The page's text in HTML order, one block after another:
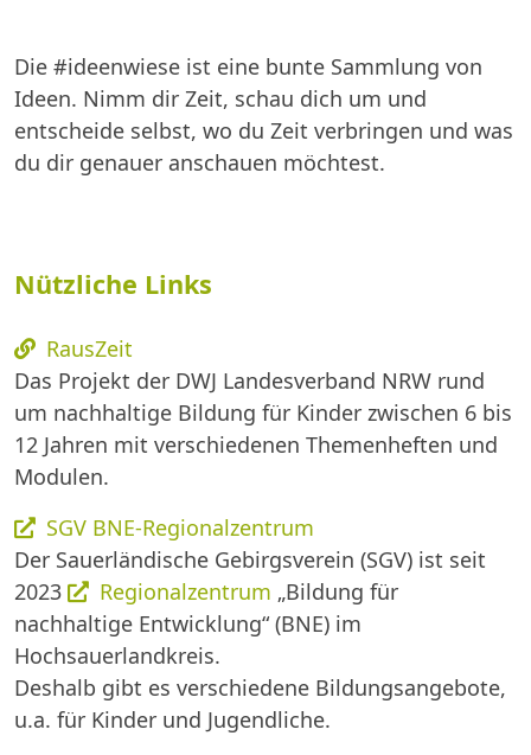
Die #ideenwiese ist eine bunte Sammlung von
Ideen. Nimm dir Zeit, schau dich um und
entscheide selbst, wo du Zeit verbringen und was
du dir genauer anschauen möchtest.
Nützliche Links
RausZeit
Das Projekt der DWJ Landesverband NRW rund
um nachhaltige Bildung für Kinder zwischen 6 bis
12 Jahren mit verschiedenen Themenheften und
Modulen.
SGV BNE-Regionalzentrum
Der Sauerländische Gebirgsverein (SGV) ist seit
2023
Regionalzentrum „Bildung für
nachhaltige Entwicklung“ (BNE) im
Hochsauerlandkreis.
Deshalb gibt es verschiedene Bildungsangebote,
u.a. für Kinder und Jugendliche.